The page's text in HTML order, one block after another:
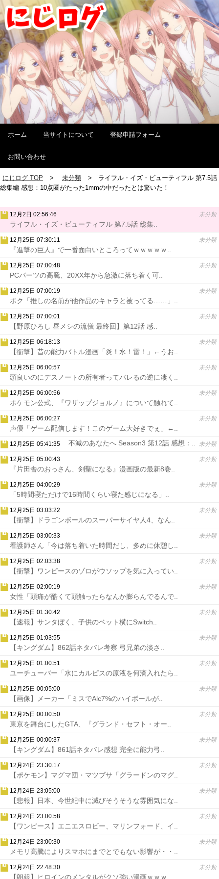
ホーム 当サイトについて 登録申請フォーム
お問い合わせ
にじログ TOP 未分類
ライフル・イズ・ビューティフル 第7.5話
総集編 感想：10点圏がたった1mmの中だったとは驚いた！
12月2日 02:56:46 未分類
ライフル・イズ・ビューティフル 第7.5話 総集..
12月25日 07:30:11 未分類
『進撃の巨人』で一番面白いところってｗｗｗｗｗ..
12月25日 07:00:48 未分類
PCパーツの高騰、20XX年から急激に落ち着く可..
12月25日 07:00:19 未分類
ボク「推しの名前が他作品のキャラと被ってる……」..
12月25日 07:00:01 未分類
【野原ひろし 昼メシの流儀 最終回】第12話 感..
12月25日 06:18:13 未分類
【衝撃】昔の能力バトル漫画「炎！水！雷！」←うお..
12月25日 06:00:57 未分類
頭良いのにデスノートの所有者ってバレるの逆に凄く..
12月25日 06:00:56 未分類
ポケモン公式、『ワザップジョルノ』について触れて..
12月25日 06:00:27 未分類
声優「ゲーム配信します！このゲーム大好きでぇ」←..
12月25日 05:41:35 未分類
不滅のあなたへ Season3 第12話 感想：..
12月25日 05:00:43 未分類
『片田舎のおっさん、剣聖になる』漫画版の最新8巻..
12月25日 04:00:29 未分類
「5時間寝ただけで16時間くらい寝た感じになる」..
12月25日 03:03:22 未分類
【衝撃】ドラゴンボールのスーパーサイヤ人4、なん..
12月25日 03:00:33 未分類
看護師さん「今は落ち着いた時間だし、多めに休憩し..
12月25日 02:03:38 未分類
【衝撃】ワンピースのゾロがウソップを気に入ってい..
12月25日 02:00:19 未分類
女性「頭痛が酷くて頭触ったらなんか膨らんでるんで..
12月25日 01:30:42 未分類
【速報】サンタぼく、子供のベット横にSwitch..
12月25日 01:03:55 未分類
【キングダム】862話ネタバレ考察 弓兄弟の淡さ..
12月25日 01:00:51 未分類
ユーチューバー「水にカルピスの原液を何滴入れたら..
12月25日 00:05:00 未分類
【画像】メーカー「ミスでAlc7%のハイボールが..
12月25日 00:00:50 未分類
東京を舞台にしたGTA、『グランド・セフト・オー..
12月25日 00:00:37 未分類
【キングダム】861話ネタバレ感想 完全に能力弓..
12月24日 23:30:17 未分類
【ポケモン】マグマ団・マツブサ「グラードンのマグ..
12月24日 23:05:00 未分類
【悲報】日本、今世紀中に滅びそうそうな雰囲気にな..
12月24日 23:00:58 未分類
【ワンピース】エニエスロビー、マリンフォード、イ..
12月24日 23:00:30 未分類
メモリ高騰によりスマホにまでとでもない影響が・・..
12月24日 22:48:30 未分類
【朗報】ヒロインのメンタルがクソ強い漫画ｗｗｗ..